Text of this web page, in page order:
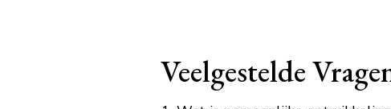
Veelgestelde